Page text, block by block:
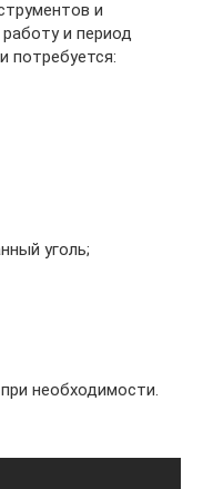
и
и период
потребуется:
уголь;
необходимости.